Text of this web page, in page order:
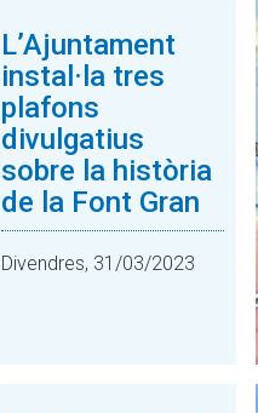
L’Ajuntament
instal·la tres
plafons
divulgatius
sobre la història
de la Font Gran
Divendres, 31/03/2023